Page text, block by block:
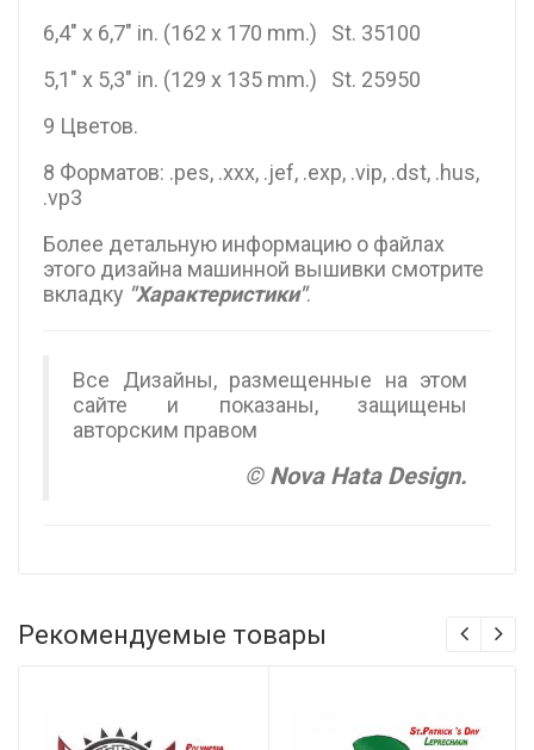
6,4" x 6,7" in. (162 x 170 mm.) St. 35100
5,1" x 5,3" in. (129 x 135 mm.) St. 25950
9 Цветов.
8 Форматов: .pes, .xxx, .jef, .exp, .vip, .dst, .hus,
.vp3
Более детальную информацию о файлах
этого дизайна машинной вышивки смотрите
вкладку "Характеристики".
Все Дизайны, размещенные на этом
сайте и показаны, защищены
авторским правом
© Nova Hata Design.
Рекомендуемые товары